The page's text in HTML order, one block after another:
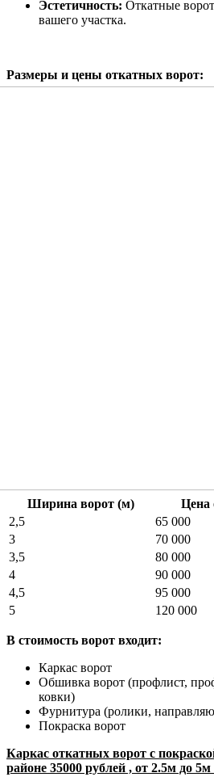
Эстетичность: Откатные
вашего участка.
Размеры и цены откатных ворот:
Ширина ворот (м)
Цена
2,5
65 000
3
70 000
3,5
80 000
4
90 000
4,5
95 000
5
120 000
В стоимость ворот входит:
Каркас ворот
Обшивка ворот (профлист,
ковки)
Фурнитура (ролики,
Покраска ворот
Каркас откатных ворот с
районе 35000 рублей , от 2.5м до